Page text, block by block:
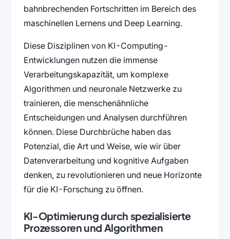
bahnbrechenden Fortschritten im Bereich des
maschinellen Lernens und Deep Learning.
Diese Disziplinen von KI-Computing-
Entwicklungen nutzen die immense
Verarbeitungskapazität, um komplexe
Algorithmen und neuronale Netzwerke zu
trainieren, die menschenähnliche
Entscheidungen und Analysen durchführen
können. Diese Durchbrüche haben das
Potenzial, die Art und Weise, wie wir über
Datenverarbeitung und kognitive Aufgaben
denken, zu revolutionieren und neue Horizonte
für die KI-Forschung zu öffnen.
KI-Optimierung durch spezialisierte
Prozessoren und Algorithmen